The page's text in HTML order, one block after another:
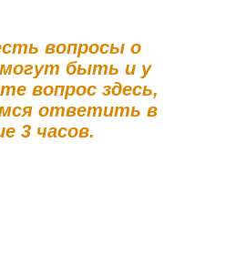
вопросы о
быть и у
вопрос здесь,
ответить в
3 часов.